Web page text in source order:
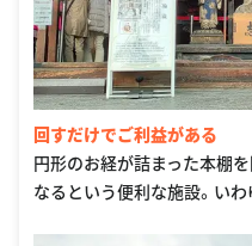
回すだけでご利益がある
円形のお経が詰まった本棚
なるという便利な施設。いわ